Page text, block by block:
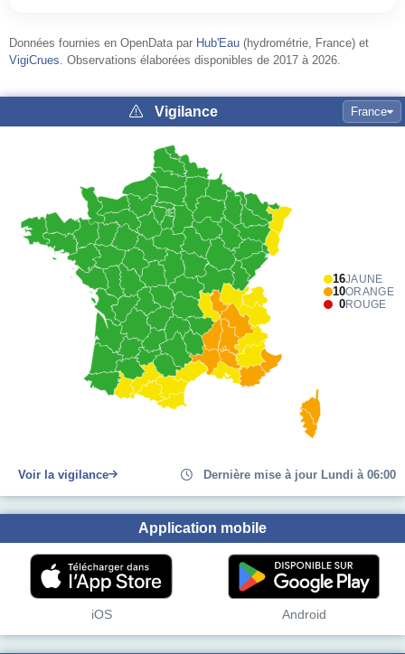
Données fournies en OpenData par Hub'Eau (hydrométrie, France) et
VigiCrues. Observations élaborées disponibles de 2017 à 2026.
Vigilance France
16JAUNE
10ORANGE
0ROUGE
Voir la vigilance Dernière mise à jour Lundi à 06:00
Application mobile
iOS Android